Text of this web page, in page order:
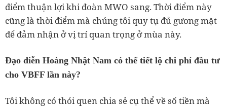
điểm thuận lợi khi đoàn MWO sang. Thời điểm này
cũng là thời điểm mà chúng tôi quy tụ đủ gương mặt
để đảm nhận ở vị trí quan trọng ở mùa này.
Đạo diễn Hoàng Nhật Nam có thể tiết lộ chi phí đầu tư
cho VBFF lần này?
Tôi không có thói quen chia sẻ cụ thể về số tiền mà